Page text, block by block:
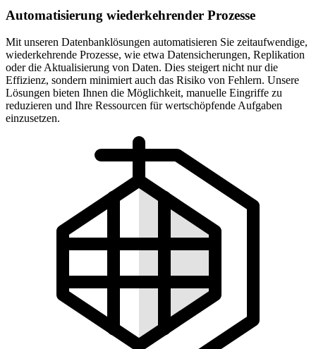
Automatisierung wiederkehrender Prozesse
Mit unseren Datenbanklösungen automatisieren Sie zeitaufwendige,
wiederkehrende Prozesse, wie etwa Datensicherungen, Replikation
oder die Aktualisierung von Daten. Dies steigert nicht nur die
Effizienz, sondern minimiert auch das Risiko von Fehlern. Unsere
Lösungen bieten Ihnen die Möglichkeit, manuelle Eingriffe zu
reduzieren und Ihre Ressourcen für wertschöpfende Aufgaben
einzusetzen.